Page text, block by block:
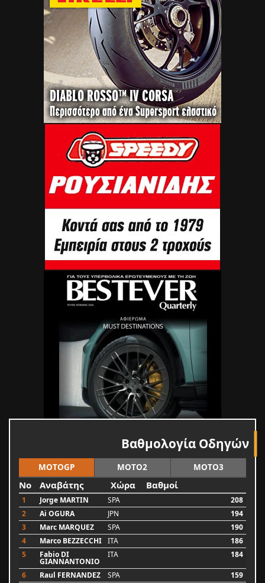
Βαθμολογία Οδηγών
MOTOGP MOTO2 MOTO3
No Αναβάτης Χώρα Βαθμοί
1 Jorge MARTIN SPA
208
2
Ai OGURA JPN
194
3
Marc MARQUEZ SPA
190
4
Marco BEZZECCHI ITA
186
5
Fabio DI
GIANNANTONIO
ITA 184
6 Raul FERNANDEZ SPA
159